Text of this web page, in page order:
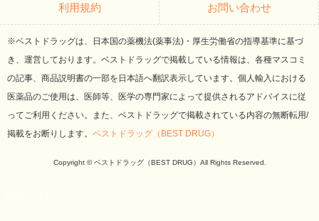
利用規約 お問い合わせ
※ベストドラッグは、日本国の薬機法(薬事法)・厚生労働省の指導基準に基づ
き、運営しております。ベストドラッグで掲載している情報は、各種マスコミ
の記事、商品説明書の一部を日本語へ翻訳表示しています。個人輸入における
医薬品のご使用は、医師等、医学の専門家によって提供されるアドバイスに従
ってご利用ください。また、ベストドラッグで掲載されている内容の無断転用/
掲載をお断りします。 ベストドラッグ（BEST DRUG）
Copyright © ベストドラッグ（BEST DRUG）All Rights Reserved.